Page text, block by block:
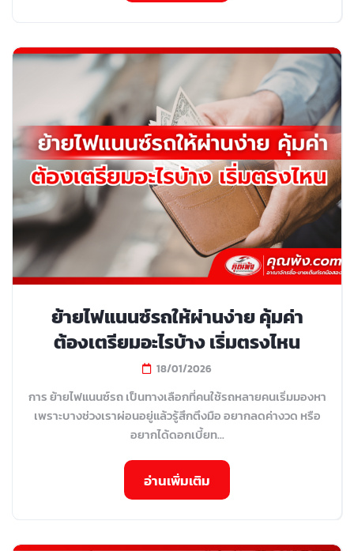
ย้ายไฟแนนซ์รถให้ผ่านง่าย คุ้มค่า
ต้องเตรียมอะไรบ้าง เริ่มตรงไหน
18/01/2026
การ ย้ายไฟแนนซ์รถ เป็นทางเลือกที่คนใช้รถหลายคนเริ่มมองหา
เพราะบางช่วงเราผ่อนอยู่แล้วรู้สึกตึงมือ อยากลดค่างวด หรือ
อยากได้ดอกเบี้ยท...
อ่านเพิ่มเติม